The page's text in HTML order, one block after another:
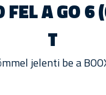
FEL A GO 6
T
jelenti be a